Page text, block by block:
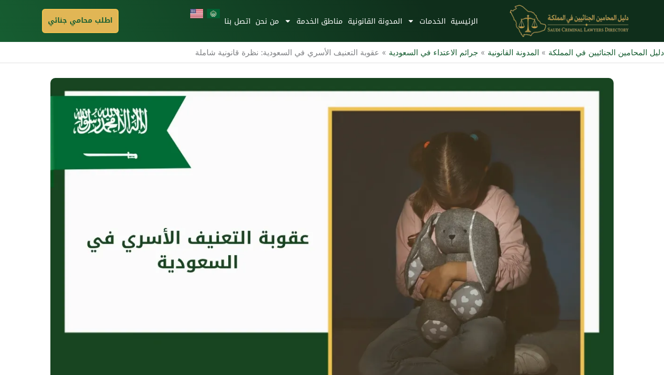
الرئيسية الخدمات المدونة القانونية مناطق الخدمة من نحن اتصل بنا اطلب محامي جنائي
دليل المحامين الجنائيين في المملكة » المدونة القانونية » جرائم الاعتداء في السعودية » عقوبة التعنيف الأسري في السعودية: نظرة قانونية شاملة